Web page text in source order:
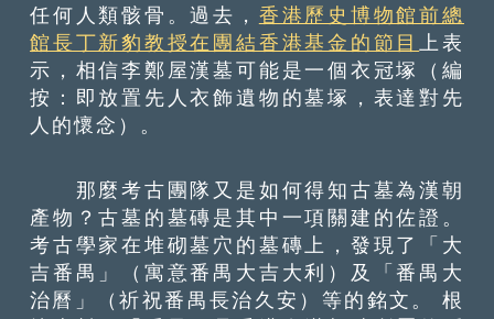
任何人類骸骨。過去， 香港歷史博物館前總
館長丁新豹教授在團結香港基金的節目
上表
示，相信李鄭屋漢墓可能是一個衣冠塚（編
按：即放置先人衣飾遺物的墓塚，表達對先
人的懷念）。
那麼考古團隊又是如何得知古墓為漢朝
產物？古墓的墓磚是其中一項關建的佐證。
考古學家在堆砌墓穴的墓磚上，發現了「大
吉番禺」（寓意番禺大吉大利）及「番禺大
治曆」（祈祝番禺長治久安）等的銘文。 根